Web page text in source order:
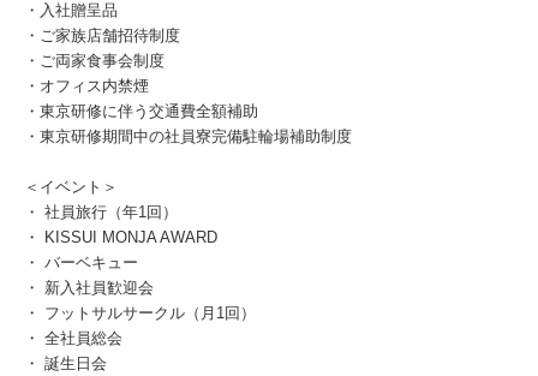
・入社贈呈品
・ご家族店舗招待制度
・ご両家食事会制度
・オフィス内禁煙
・東京研修に伴う交通費全額補助
・東京研修期間中の社員寮完備駐輪場補助制度
＜イベント＞
・ 社員旅行（年1回）
・ KISSUI MONJA AWARD
・ バーベキュー
・ 新入社員歓迎会
・ フットサルサークル（月1回）
・ 全社員総会
・ 誕生日会